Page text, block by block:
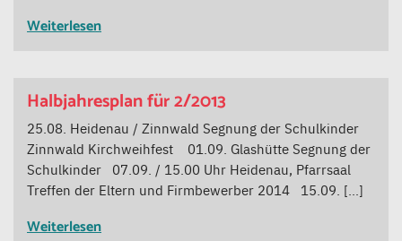
Weiterlesen
Halbjahresplan für 2/2013
25.08. Heidenau / Zinnwald Segnung der Schulkinder
Zinnwald Kirchweihfest 01.09. Glashütte Segnung der
Schulkinder 07.09. / 15.00 Uhr Heidenau, Pfarrsaal
Treffen der Eltern und Firmbewerber 2014 15.09. […]
Weiterlesen